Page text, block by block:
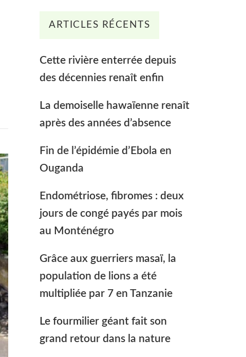
ARTICLES RÉCENTS
Cette rivière enterrée depuis
des décennies renaît enfin
La demoiselle hawaïenne renaît
après des années d’absence
Fin de l’épidémie d’Ebola en
Ouganda
Endométriose, fibromes : deux
jours de congé payés par mois
au Monténégro
Grâce aux guerriers masaï, la
population de lions a été
multipliée par 7 en Tanzanie
Le fourmilier géant fait son
grand retour dans la nature